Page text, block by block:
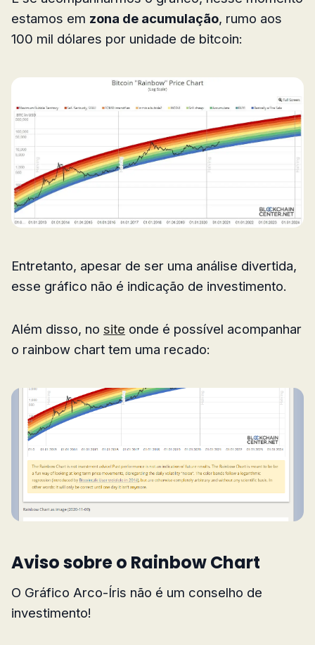
estamos em zona de acumulação, rumo aos
100 mil dólares por unidade de bitcoin:
Entretanto, apesar de ser uma análise divertida,
esse gráfico não é indicação de investimento.
Além disso, no site onde é possível acompanhar
o rainbow chart tem uma recado:
Aviso sobre o Rainbow Chart
O Gráfico Arco-Íris não é um conselho de
investimento!